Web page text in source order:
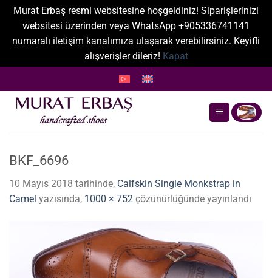
Murat Erbaş resmi websitesine hoşgeldiniz! Siparişlerinizi
websitesi üzerinden veya WhatsApp +905336741141
numaralı iletişim kanalımıza ulaşarak verebilirsiniz. Keyifli
alışverişler dileriz! Kapat
atla
BKF_6696
10 Mayıs 2018 tarihinde, Calfskin Single Monkstrap in
Camel yazısında, 1000 × 752 çözünürlüğünde yayınlandı